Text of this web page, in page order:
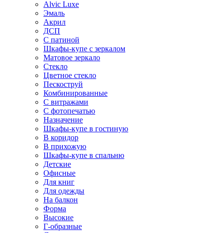
Alvic Luxe
Эмаль
Акрил
ДСП
С патиной
Шкафы-купе с зеркалом
Матовое зеркало
Стекло
Цветное стекло
Пескоструй
Комбинированные
С витражами
С фотопечатью
Назначение
Шкафы-купе в гостиную
В коридор
В прихожую
Шкафы-купе в спальню
Детские
Офисные
Для книг
Для одежды
На балкон
Форма
Высокие
Г-образные